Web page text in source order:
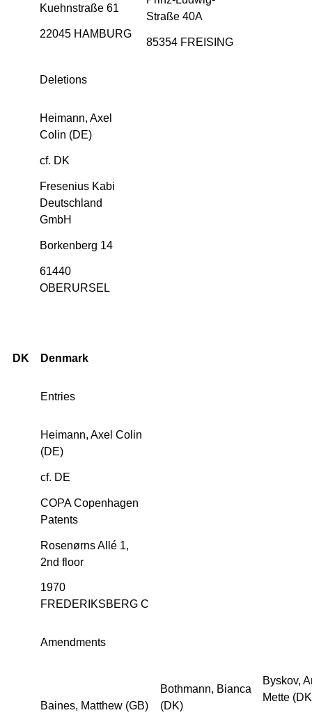
Kuehnstraße 61
22045 HAMBURG
Straße 40A
85354 FREISING
Deletions
Heimann, Axel
Colin (DE)
cf. DK
Fresenius Kabi
Deutschland
GmbH
Borkenberg 14
61440
OBERURSEL
DK Denmark
Entries
Heimann, Axel Colin
(DE)
cf. DE
COPA Copenhagen
Patents
Rosenørns Allé 1,
2nd floor
1970
FREDERIKSBERG C
Amendments
Baines, Matthew (GB)
Bothmann, Bianca
(DK)
Byskov,
Mette